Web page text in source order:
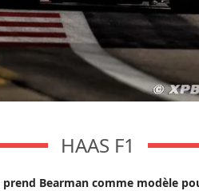
HAAS F1
prend Bearman comme modèle